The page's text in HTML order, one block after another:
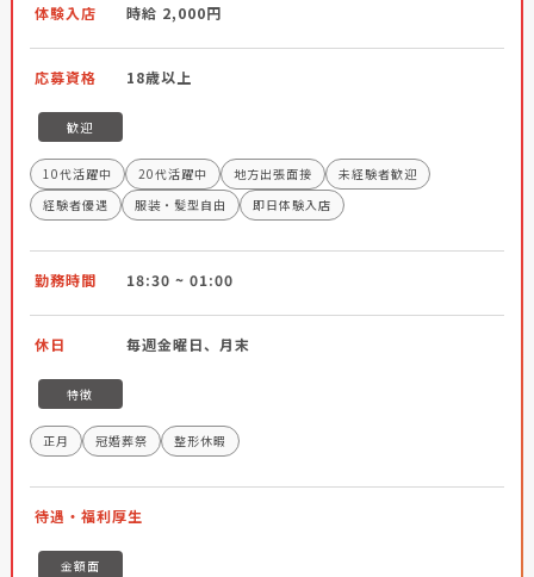
体験入店 時給 2,000円
応募資格 18歳以上
歓迎
10代活躍中 20代活躍中 地方出張面接
未経験者歓迎
経験者優遇
服装・髪型自由 即日体験入店
勤務時間 18:30 ~ 01:00
休日 毎週金曜日、月末
特徴
正月 冠婚葬祭 整形休暇
待遇・福利厚生
金額面